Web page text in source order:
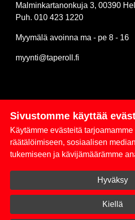
Malminkartanonkuja 3, 00390
Puh. 010 423 1220
Myymälä avoinna ma - pe 8 - 16
myynti@taperoll.fi
Linkit
Rekisteriseloste
Toimitus- ja
Kirjaudu sisään
Sivustomme käyttää
Käytämme evästeitä
räätälöimiseen, sosiaalisen
tukemiseen ja kävijämäärämme
Hyväksy
Kiellä